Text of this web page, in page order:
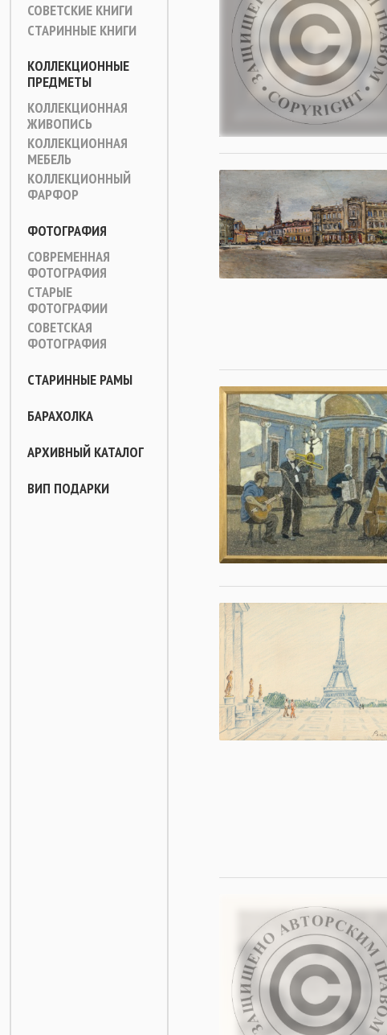
СОВЕТСКИЕ КНИГИ
СТАРИННЫЕ КНИГИ
КОЛЛЕКЦИОННЫЕ
ПРЕДМЕТЫ
КОЛЛЕКЦИОННАЯ
ЖИВОПИСЬ
КОЛЛЕКЦИОННАЯ
МЕБЕЛЬ
КОЛЛЕКЦИОННЫЙ
ФАРФОР
ФОТОГРАФИЯ
СОВРЕМЕННАЯ
ФОТОГРАФИЯ
СТАРЫЕ
ФОТОГРАФИИ
СОВЕТСКАЯ
ФОТОГРАФИЯ
СТАРИННЫЕ РАМЫ
БАРАХОЛКА
АРХИВНЫЙ КАТАЛОГ
ВИП ПОДАРКИ